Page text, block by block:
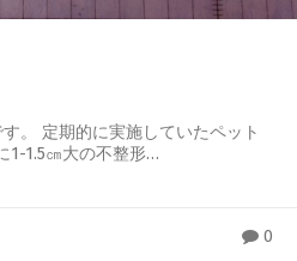
。 定期的に実施していたペット
1-1.5㎝大の不整形…
0